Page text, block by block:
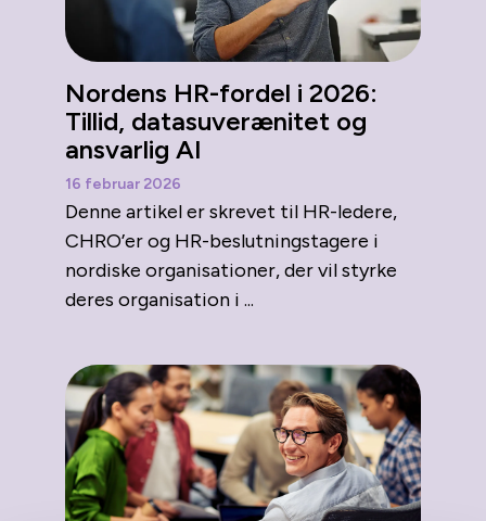
Nordens HR-fordel i 2026:
Tillid, datasuverænitet og
ansvarlig AI
16 februar 2026
Denne artikel er skrevet til HR-ledere,
CHRO’er og HR-beslutningstagere i
nordiske organisationer, der vil styrke
deres organisation i ...